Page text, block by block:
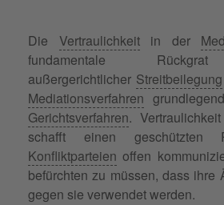
Die Vertraulichkeitin der
fundamentale
außergerichtlicher Streitbeilegung
Mediationsverfahren
Gerichtsverfahren.
schafft einen
Konfliktparteien offen
befürchten zu müssen, dass ihre
gegen sie verwendet werden.